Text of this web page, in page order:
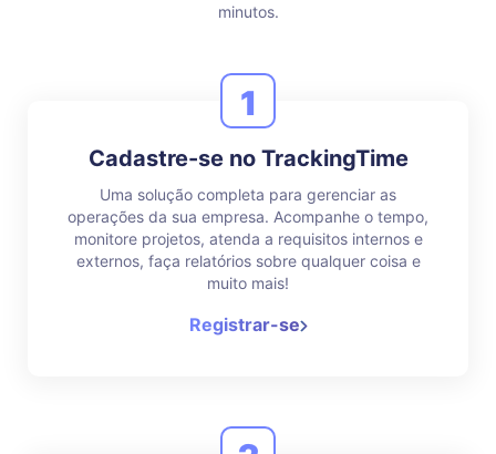
minutos.
1
Cadastre-se no TrackingTime
Uma solução completa para gerenciar as
operações da sua empresa. Acompanhe o tempo,
monitore projetos, atenda a requisitos internos e
externos, faça relatórios sobre qualquer coisa e
muito mais!
Registrar-se